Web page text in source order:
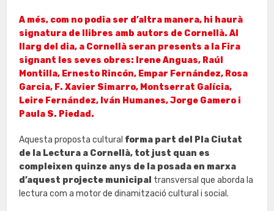
A més, com no podia ser d’altra manera, hi haurà
signatura de llibres amb autors de Cornellà. Al
llarg del dia, a Cornellà seran presents a la Fira
signant les seves obres: Irene Anguas, Raúl
Montilla, Ernesto Rincón, Empar Fernández, Rosa
Garcia, F. Xavier Simarro, Montserrat Galícia,
Leire Fernández, Iván Humanes, Jorge Gamero i
Paula S. Piedad.
Aquesta proposta cultural forma part del Pla Ciutat
de la Lectura a Cornellà, tot just quan es
compleixen quinze anys de la posada en marxa
d’aquest projecte municipal transversal que aborda la
lectura com a motor de dinamització cultural i social.